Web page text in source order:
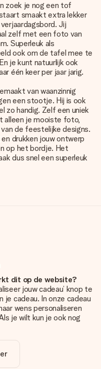
zoek je nog een tof
smaakt extra lekker
Jij
zelf met een foto van
Superleuk als
ook om de tafel mee te
je kunt natuurlijk ook
één keer per jaar jarig.
van waanzinnig
een stootje. Hij is ook
zo handig. Zelf een uniek
alleen je mooiste foto,
de feestelijke designs.
drukken jouw ontwerp
op het bordje. Het
dus snel een superleuk
dit op de website?
jouw cadeau’ knop te
cadeau. In onze cadeau
wens personaliseren
je wilt kun je ook nog
is inclusief de